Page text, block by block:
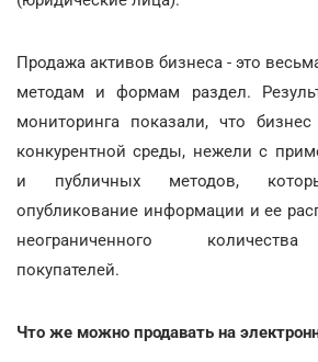
Продажа активов бизнеса - это
методам и формам раздел.
мониторинга показали, что
конкурентной среды, нежели с
и публичных методов,
опубликование информации и ее
неограниченного
покупателей.
Что же можно продавать на